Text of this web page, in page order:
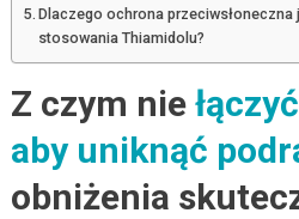
Dlaczego ochrona
stosowania Thiamidolu?
Z czym nie
aby uniknąć
obniżenia